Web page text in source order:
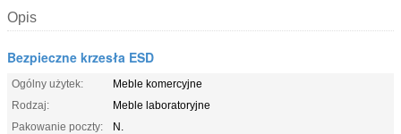
Opis
Bezpieczne krzesła ESD
Ogólny użytek:
Meble komercyjne
Rodzaj:
Meble laboratoryjne
Pakowanie poczty:
N.